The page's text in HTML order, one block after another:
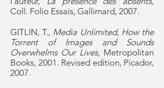
Coll. Folio Essais, Gallimard, 2007.
GITLIN, T., Media Unlimited, How the
Torrent of Images and Sounds
Overwhelms Our Lives, Metropolitan
Books, 2001. Revised edition, Picador,
2007.